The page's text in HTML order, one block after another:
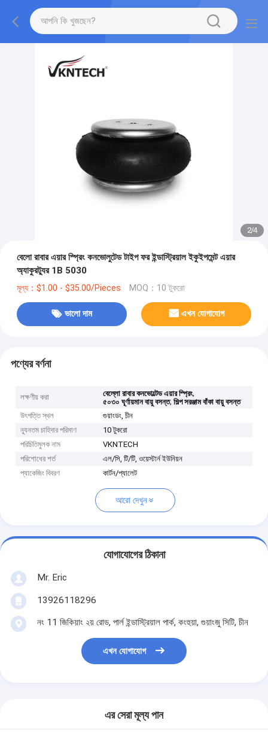
2/4
বেলো রাবার এয়ার স্প্রিং কনভোলুটেড টাইপ ফর ইন্ডাস্ট্রিয়াল ইকুইপমেন্ট এয়ার
অ্যাকুরট্যুর 1B 5030
মূল্য：$1.00 - $35.00/Pieces MOQ：10 টুকরো
ভালো দাম এখন যোগাযোগ
পণ্যের বর্ণনা
লক্ষণীয় করা বেল্লো রাবার কনভোল্টেড এয়ার স্প্রিং,
৫০৩০ ঘূর্ণায়মান বায়ু বসন্ত,শিল্প সরঞ্জাম বাঁকা বায়ু বসন্ত
উৎপত্তি স্থল
গুয়াংডং, চীন
ন্যূনতম চাহিদার পরিমাণ
10 টুকরো
পরিচিতিমুলক নাম
VKNTECH
পরিশোধের শর্ত
এল/সি, টি/টি, ওয়েস্টার্ন ইউনিয়ন
প্যাকেজিং বিবরণ
কার্টন/প্যালেট
আরো দেখুন
যোগাযোগের ঠিকানা
Mr. Eric
13926118296
নং 11 জিকিয়াং ২য় রোড, পার্ল ইন্ডাস্ট্রিয়াল পার্ক, কংহুয়া, গুয়াংজু সিটি, চীন
এখন যোগাযোগ
এর সেরা মূল্য পান